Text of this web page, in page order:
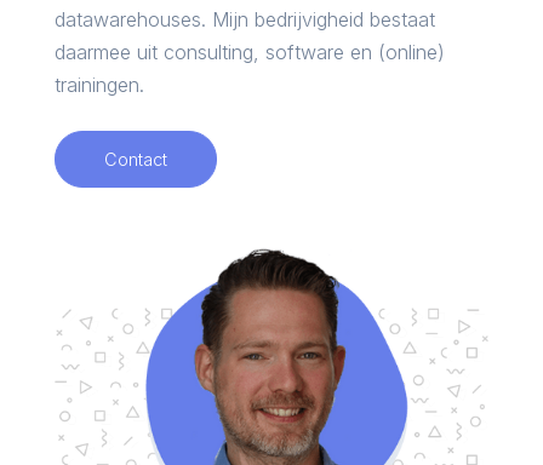
datawarehouses. Mijn bedrijvigheid bestaat
daarmee uit consulting, software en (online)
trainingen.
Contact